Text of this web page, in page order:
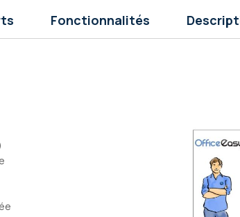
Fonctionnalités